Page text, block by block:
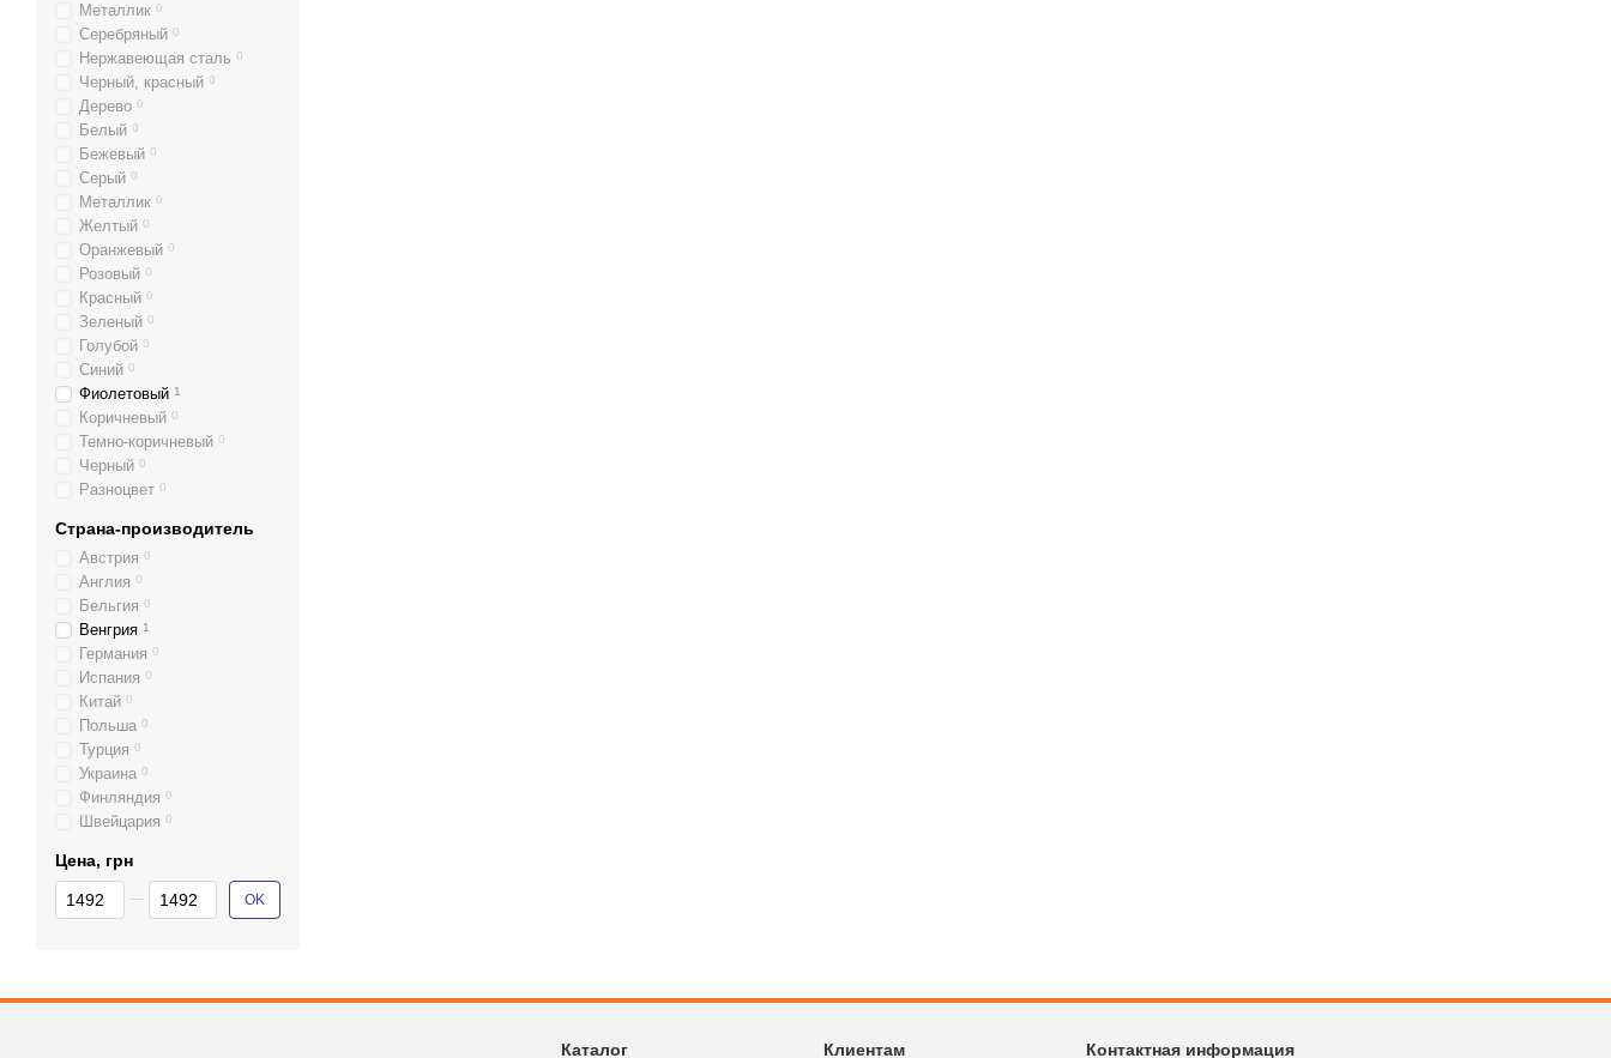
Металлик 0
Серебряный 0
Нержавеющая сталь 0
Черный, красный 0
Дерево 0
Белый 0
Бежевый 0
Серый 0
Металлик 0
Желтый 0
Оранжевый 0
Розовый 0
Красный 0
Зеленый 0
Голубой 0
Синий 0
Фиолетовый 1
Коричневый 0
Темно-коричневый 0
Черный 0
Разноцвет 0
Страна-производитель
Австрия 0
Англия 0
Бельгия 0
Венгрия 1
Германия 0
Испания 0
Китай 0
Польша 0
Турция 0
Украина 0
Финляндия 0
Швейцария 0
Цена, грн
От Цена, грн
До Цена, грн OK
Каталог Клиентам Контактная информация